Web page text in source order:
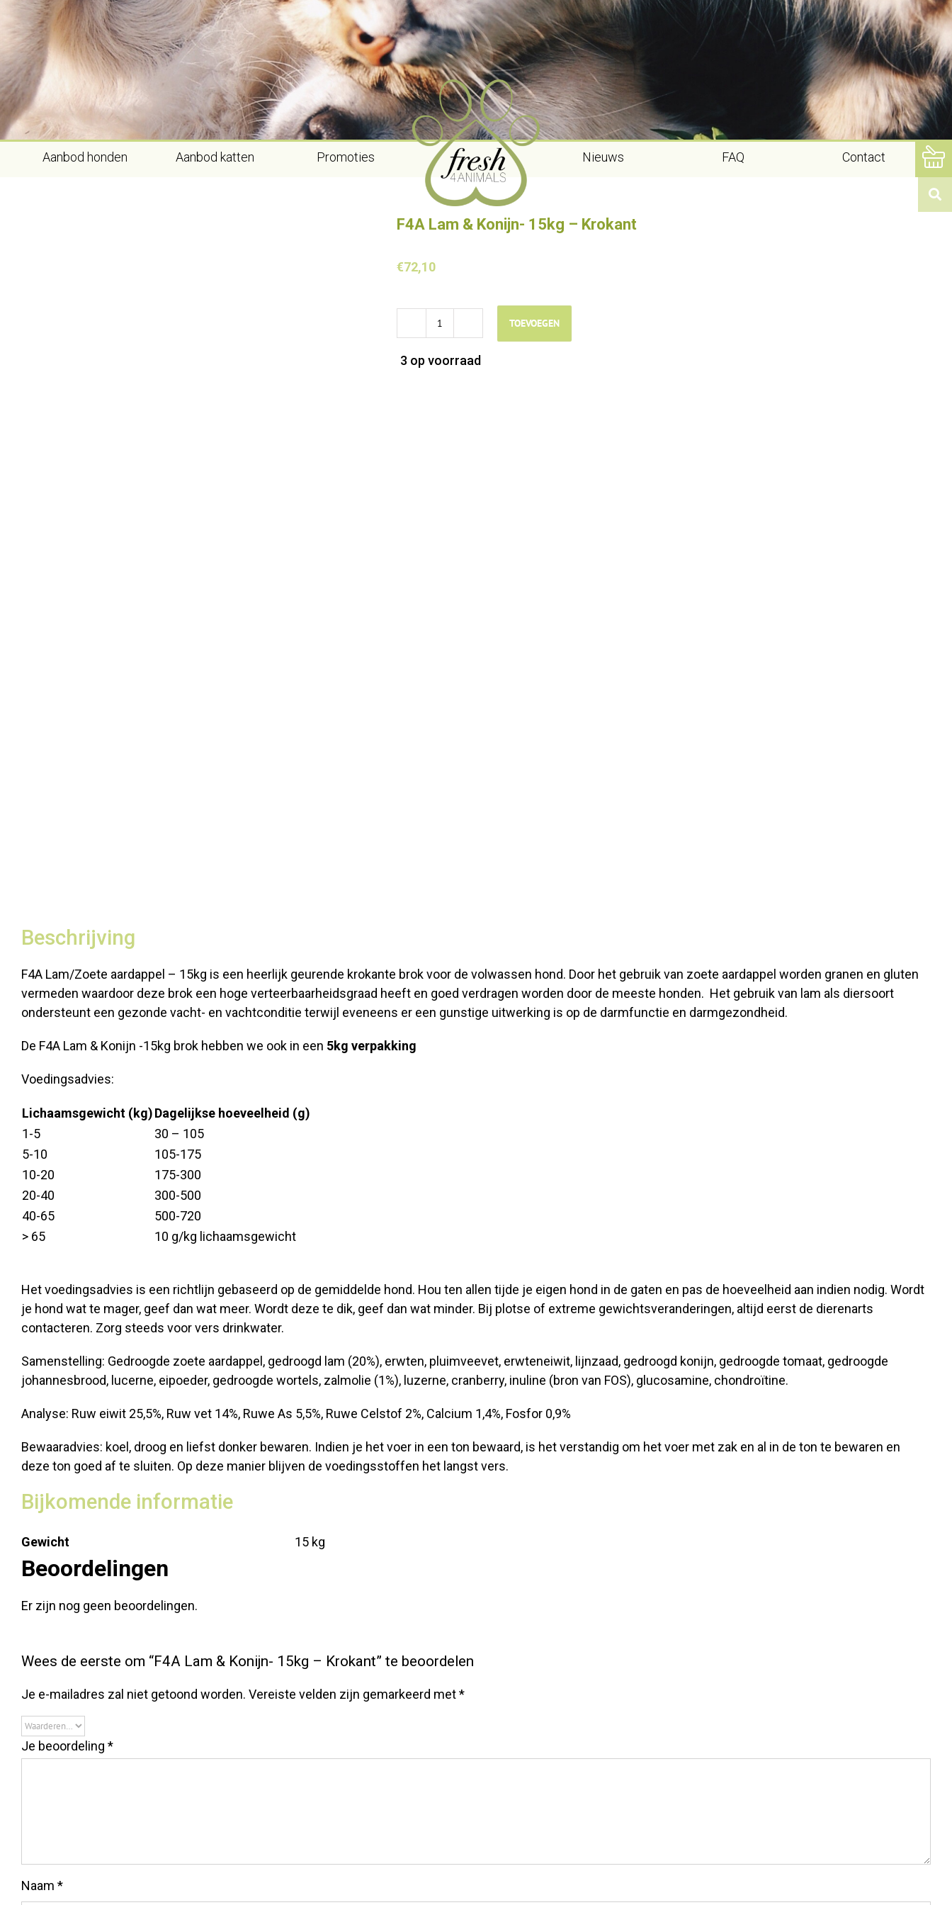
Skip
content
Aanbod honden Aanbod katten Promoties Nieuws FAQ Contact
F4A Lam & Konijn- 15kg – Krokant
€72,10
3 op voorraad
F4A
&
TOEVOEGEN
Beschrijving
F4A Lam/Zoete aardappel – 15kg is een heerlijk geurende krokante brok voor de volwassen hond. Door het gebruik van zoete aardappel worden granen en gluten
vermeden waardoor deze brok een hoge verteerbaarheidsgraad heeft en goed verdragen worden door de meeste honden. Het gebruik van lam als diersoort
ondersteunt een gezonde vacht- en vachtconditie terwijl eveneens er een gunstige uitwerking is op de darmfunctie en darmgezondheid.
De F4A Lam & Konijn -15kg brok hebben we ook in een 5kg verpakking
Voedingsadvies:
Lichaamsgewicht (kg)Dagelijkse hoeveelheid (g)
1-5
30 – 105
5-10
105-175
10-20
175-300
20-40
300-500
40-65
500-720
> 65
10 g/kg lichaamsgewicht
Het voedingsadvies is een richtlijn gebaseerd op de gemiddelde hond. Hou ten allen tijde je eigen hond in de gaten en pas de hoeveelheid aan indien nodig. Wordt
je hond wat te mager, geef dan wat meer. Wordt deze te dik, geef dan wat minder. Bij plotse of extreme gewichtsveranderingen, altijd eerst de dierenarts
contacteren. Zorg steeds voor vers drinkwater.
Samenstelling: Gedroogde zoete aardappel, gedroogd lam (20%), erwten, pluimveevet, erwteneiwit, lijnzaad, gedroogd konijn, gedroogde tomaat, gedroogde
johannesbrood, lucerne, eipoeder, gedroogde wortels, zalmolie (1%), luzerne, cranberry, inuline (bron van FOS), glucosamine, chondroïtine.
Analyse: Ruw eiwit 25,5%, Ruw vet 14%, Ruwe As 5,5%, Ruwe Celstof 2%, Calcium 1,4%, Fosfor 0,9%
Bewaaradvies: koel, droog en liefst donker bewaren. Indien je het voer in een ton bewaard, is het verstandig om het voer met zak en al in de ton te bewaren en
deze ton goed af te sluiten. Op deze manier blijven de voedingsstoffen het langst vers.
Bijkomende informatie
Gewicht 15 kg
Beoordelingen
Er zijn nog geen beoordelingen.
Wees de eerste om “F4A Lam & Konijn- 15kg – Krokant” te beoordelen
Je e-mailadres zal niet getoond worden. Vereiste velden zijn gemarkeerd met*
Je beoordeling *
Naam *